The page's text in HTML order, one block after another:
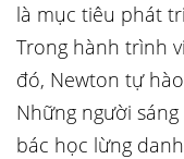
là mục tiêu phát
Trong hành trình
đó, Newton tự
Những người
bác học lừng